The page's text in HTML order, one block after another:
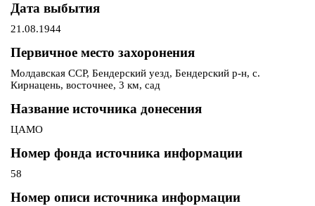
Дата выбытия
21.08.1944
Первичное место захоронения
Молдавская ССР, Бендерский уезд, Бендерский р-н, с.
Кирнацень, восточнее, 3 км, сад
Название источника донесения
ЦАМО
Номер фонда источника информации
58
Номер описи источника информации